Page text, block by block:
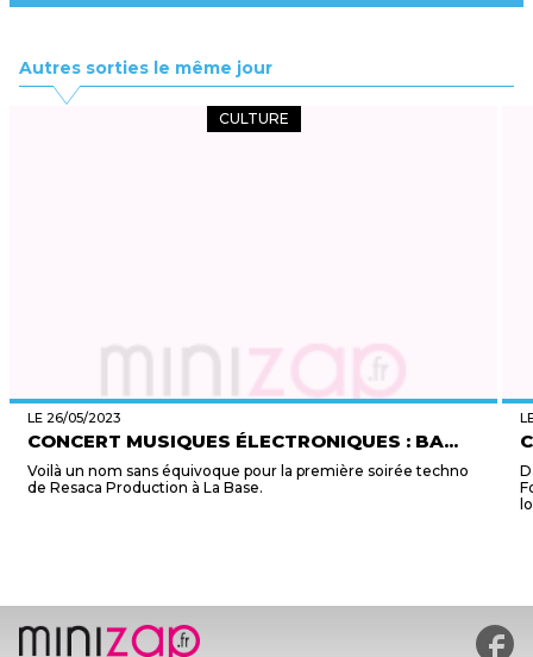
Autres sorties le même jour
CULTURE
LE 26/05/2023
CONCERT MUSIQUES ÉLECTRONIQUES : BA...
Voilà un nom sans équivoque pour la première soirée techno
de Resaca Production à La Base.